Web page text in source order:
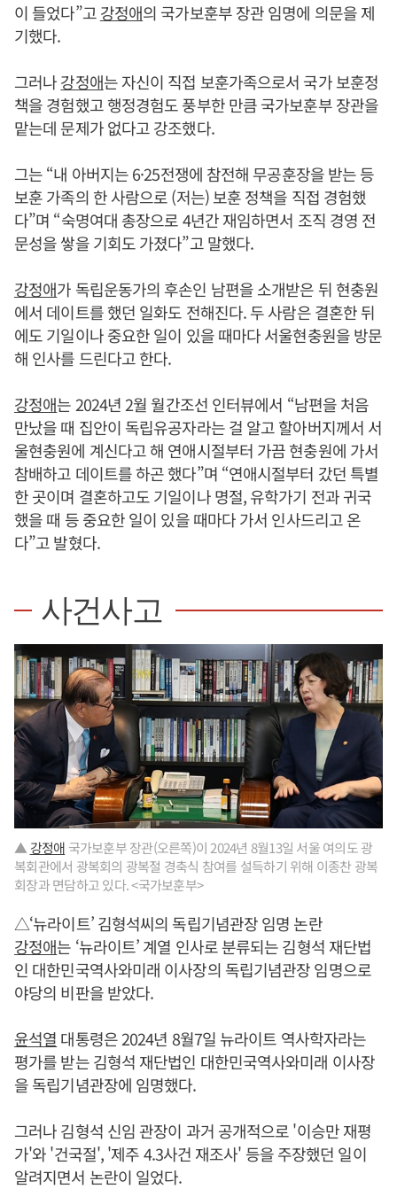
이 들었다”고강정애의 국가보훈부 장관 임명에 의문을 제
기했다.
그러나강정애는 자신이 직접 보훈가족으로서 국가 보훈정
책을 경험했고 행정경험도 풍부한 만큼 국가보훈부 장관을
맡는데 문제가 없다고 강조했다.
그는 “내 아버지는 6·25전쟁에 참전해 무공훈장을 받는 등
보훈 가족의 한 사람으로 (저는) 보훈 정책을 직접 경험했
다”며 “숙명여대 총장으로 4년간 재임하면서 조직 경영 전
문성을 쌓을 기회도 가졌다”고 말했다.
강정애가 독립운동가의 후손인 남편을 소개받은 뒤 현충원
에서 데이트를 했던 일화도 전해진다. 두 사람은 결혼한 뒤
에도 기일이나 중요한 일이 있을 때마다 서울현충원을 방문
해 인사를 드린다고 한다.
강정애는 2024년 2월 월간조선 인터뷰에서 “남편을 처음
만났을 때 집안이 독립유공자라는 걸 알고 할아버지께서 서
울현충원에 계신다고 해 연애시절부터 가끔 현충원에 가서
참배하고 데이트를 하곤 했다”며 “연애시절부터 갔던 특별
한 곳이며 결혼하고도 기일이나 명절, 유학가기 전과 귀국
했을 때 등 중요한 일이 있을 때마다 가서 인사드리고 온
다”고 발혔다.
사건사고
▲ 강정애 국가보훈부 장관(오른쪽)이 2024년 8월13일 서울 여의도 광
복회관에서 광복회의 광복절 경축식 참여를 설득하기 위해 이종찬 광복
회장과 면담하고 있다. <국가보훈부>
△‘뉴라이트’ 김형석씨의 독립기념관장 임명 논란
강정애는 ‘뉴라이트’ 계열 인사로 분류되는 김형석 재단법
인 대한민국역사와미래 이사장의 독립기념관장 임명으로
야당의 비판을 받았다.
윤석열 대통령은 2024년 8월7일 뉴라이트 역사학자라는
평가를 받는 김형석 재단법인 대한민국역사와미래 이사장
을 독립기념관장에 임명했다.
그러나 김형석 신임 관장이 과거 공개적으로 '이승만 재평
가'와 '건국절', '제주 4.3사건 재조사' 등을 주장했던 일이
알려지면서 논란이 일었다.